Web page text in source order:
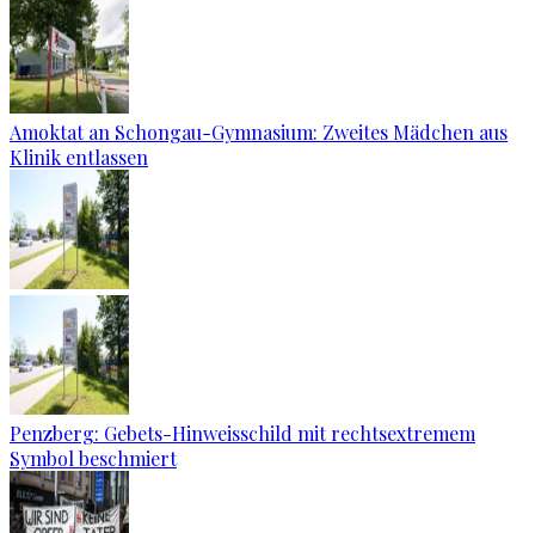
Amoktat an Schongau-Gymnasium: Zweites Mädchen aus
Klinik entlassen
Penzberg: Gebets-Hinweisschild mit rechtsextremem
Symbol beschmiert